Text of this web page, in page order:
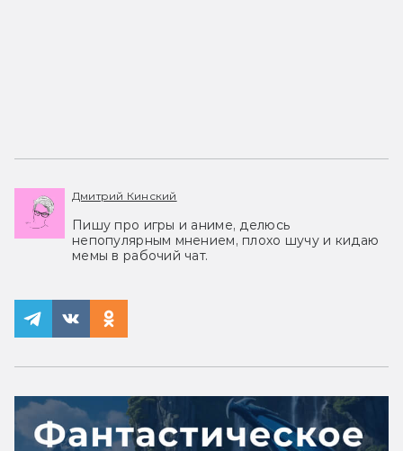
Дмитрий Кинский
Пишу про игры и аниме, делюсь
непопулярным мнением, плохо шучу и кидаю
мемы в рабочий чат.